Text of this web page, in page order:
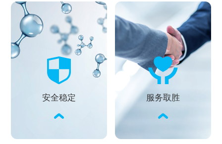
安全稳定 服务取胜